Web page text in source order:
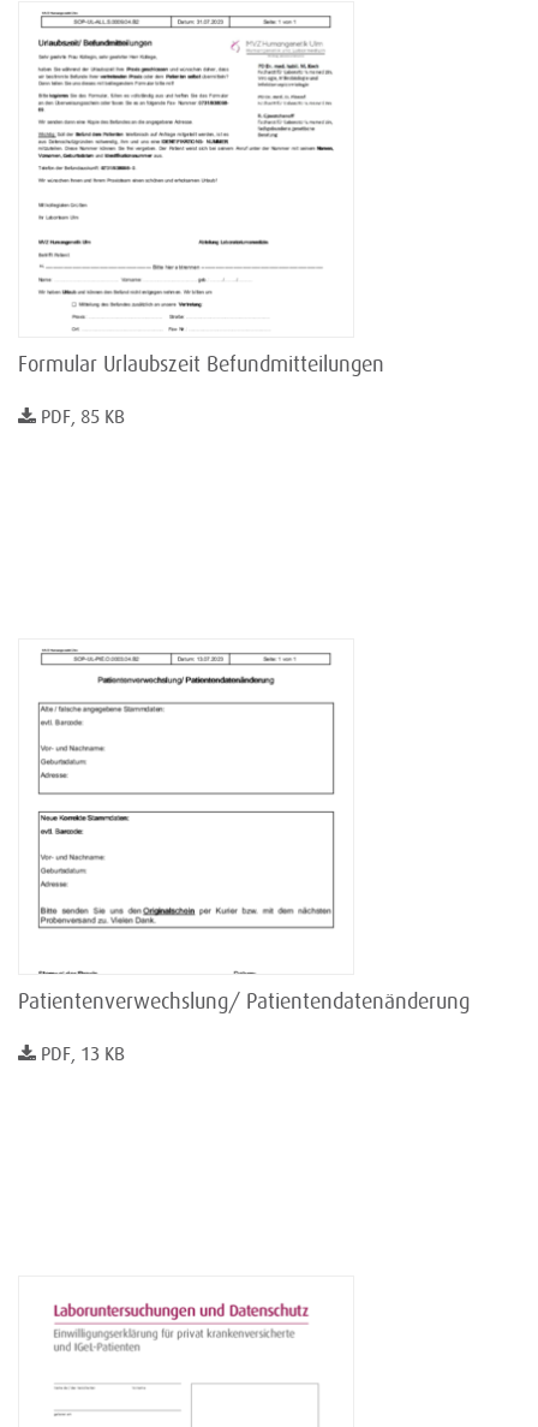
Formular Urlaubszeit Befundmitteilungen
PDF, 85 KB
Patientenverwechslung/ Patientendatenänderung
PDF, 13 KB